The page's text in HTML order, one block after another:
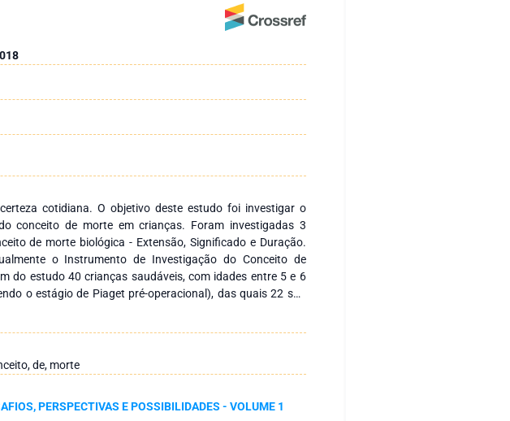
cotidiana. O objetivo deste estudo foi investigar o
conceito de morte em crianças. Foram investigadas 3
de morte biológica - Extensão, Significado e Duração.
o Instrumento de Investigação do Conceito de
do estudo 40 crianças saudáveis, com idades entre 5 e 6
o estágio de Piaget pré-operacional), das quais 22 são
todos de nível socioeconômico médio. Os seguintes
desenvolvida; 20% apresentaram uma dimensão de
e 55% apresentaram conceito adequado de dimensão
confirmam estudos anteriores, que apontam que indivíduos
semelhante geralmente apresentam resultados
estudo, as dimensões Extensão e Duração do conceito de
de, morte
PERSPECTIVAS E POSSIBILIDADES - VOLUME 1